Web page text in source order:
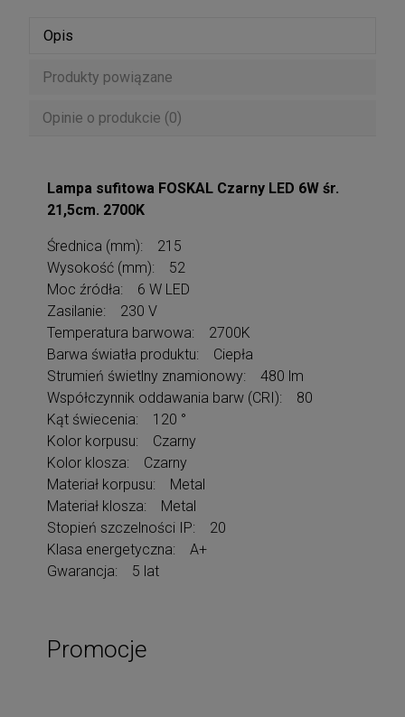
Opis
Produkty powiązane
Opinie o produkcie (0)
Lampa sufitowa FOSKAL Czarny LED 6W śr.
21,5cm. 2700K
Średnica (mm): 215
Wysokość (mm): 52
Moc źródła: 6 W LED
Zasilanie: 230 V
Temperatura barwowa: 2700K
Barwa światła produktu: Ciepła
Strumień świetlny znamionowy: 480 lm
Współczynnik oddawania barw (CRI): 80
Kąt świecenia: 120 °
Kolor korpusu: Czarny
Kolor klosza: Czarny
Materiał korpusu: Metal
Materiał klosza: Metal
Stopień szczelności IP: 20
Klasa energetyczna: A+
Gwarancja: 5 lat
Promocje